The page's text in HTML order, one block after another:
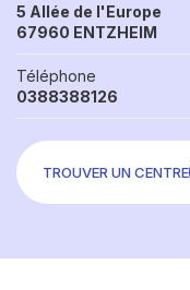
5 Allée de l'Europe
67960 ENTZHEIM
Téléphone
0388388126
TROUVER UN CENTRE